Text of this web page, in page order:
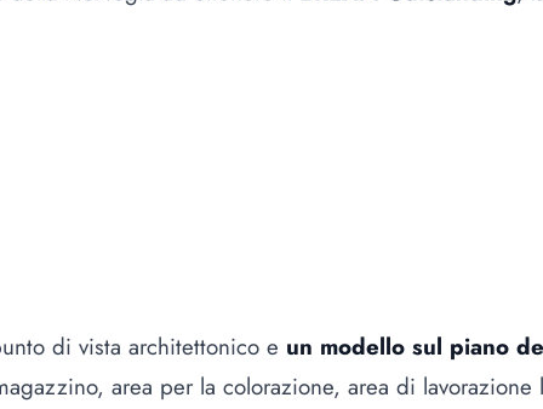
di vista architettonico e un modello sul piano
area per la colorazione, area di